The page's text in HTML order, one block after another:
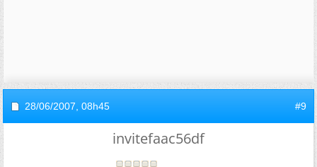
28/06/2007, 08h45 #9
invitefaac56df